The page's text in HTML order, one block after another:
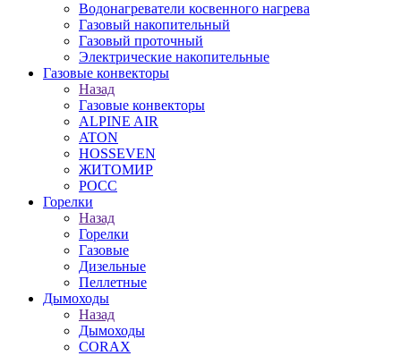
Водонагреватели косвенного нагрева
Газовый накопительный
Газовый проточный
Электрические накопительные
Газовые конвекторы
Назад
Газовые конвекторы
ALPINE AIR
ATON
HOSSEVEN
ЖИТОМИР
РОСС
Горелки
Назад
Горелки
Газовые
Дизельные
Пеллетные
Дымоходы
Назад
Дымоходы
CORAX